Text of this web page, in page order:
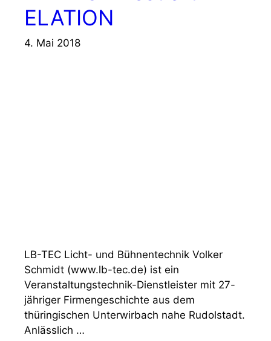
ELATION
4. Mai 2018
LB-TEC Licht- und Bühnentechnik Volker
Schmidt (www.lb-tec.de) ist ein
Veranstaltungstechnik-Dienstleister mit 27-
jähriger Firmengeschichte aus dem
thüringischen Unterwirbach nahe Rudolstadt.
Anlässlich …